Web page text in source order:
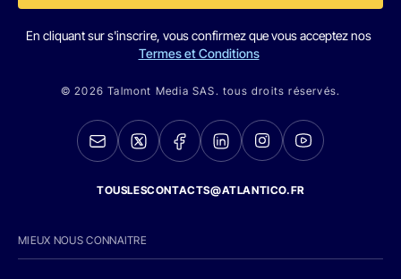
En cliquant sur s'inscrire, vous confirmez que vous acceptez nos
Termes et Conditions
© 2026 Talmont Media SAS. tous droits réservés.
TOUSLESCONTACTS@ATLANTICO.FR
MIEUX NOUS CONNAITRE